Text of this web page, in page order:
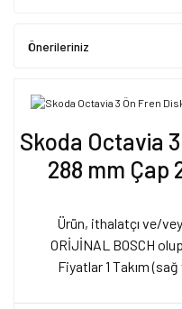
Önerileriniz
Skoda Octavia
288 mm Çap
Ürün, ithalatçı ve/
ORİJİNAL BOSCH
Fiyatlar 1 Takım